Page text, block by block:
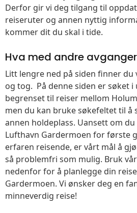
Derfor gir vi deg tilgang til
reiseruter og annen nyttig
kommer dit du skal i tide.
Hva med andre
Litt lengre ned på siden finner
og tog. På denne siden er søket
begrenset til reiser mellom
men du kan bruke søkefeltet til å
annen holdeplass. Uansett om
Lufthavn Gardermoen for første
erfaren reisende, er vårt mål å
så problemfri som mulig. Bruk
nedenfor for å planlegge din
Gardermoen. Vi ønsker deg en
minneverdig reise!